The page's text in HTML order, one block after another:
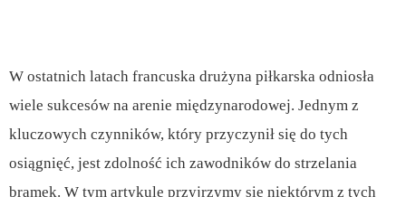
W ostatnich latach francuska drużyna piłkarska odniosła
wiele sukcesów na arenie międzynarodowej. Jednym z
kluczowych czynników, który przyczynił się do tych
osiągnięć, jest zdolność ich zawodników do strzelania
bramek. W tym artykule przyjrzymy się niektórym z tych